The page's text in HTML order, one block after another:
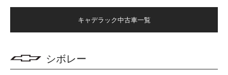
キャデラック中古車一覧
シボレー